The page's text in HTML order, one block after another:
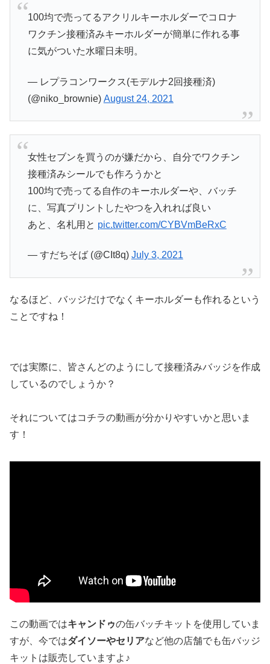
100均で売ってるアクリルキーホルダーでコロナ
ワクチン接種済みキーホルダーが簡単に作れる事
に気がついた水曜日未明。
— レプラコンワークス(モデルナ2回接種済)
(@niko_brownie) August 24, 2021
女性セブンを買うのが嫌だから、自分でワクチン
接種済みシールでも作ろうかと
100均で売ってる自作のキーホルダーや、バッチ
に、写真プリントしたやつを入れれば良い
あと、名札用と pic.twitter.com/CYBVmBeRxC
— すだちそば (@CIt8q) July 3, 2021
なるほど、バッジだけでなくキーホルダーも作れるという
ことですね！
では実際に、皆さんどのようにして接種済みバッジを作成
しているのでしょうか？
それについてはコチラの動画が分かりやすいかと思いま
す！
この動画ではキャンドゥの缶バッチキットを使用していま
すが、今ではダイソーやセリアなど他の店舗でも缶バッジ
キットは販売していますよ♪